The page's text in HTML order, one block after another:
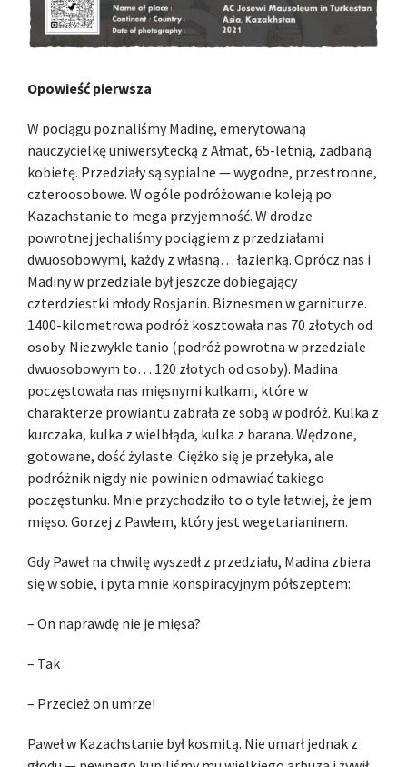
Opowieść pierwsza
W pociągu poznaliśmy Madinę, emerytowaną
nauczycielkę uniwersytecką z Ałmat, 65-letnią, zadbaną
kobietę. Przedziały są sypialne — wygodne, przestronne,
czteroosobowe. W ogóle podróżowanie koleją po
Kazachstanie to mega przyjemność. W drodze
powrotnej jechaliśmy pociągiem z przedziałami
dwuosobowymi, każdy z własną… łazienką. Oprócz nas i
Madiny w przedziale był jeszcze dobiegający
czterdziestki młody Rosjanin. Biznesmen w garniturze.
1400-kilometrowa podróż kosztowała nas 70 złotych od
osoby. Niezwykle tanio (podróż powrotna w przedziale
dwuosobowym to… 120 złotych od osoby). Madina
poczęstowała nas mięsnymi kulkami, które w
charakterze prowiantu zabrała ze sobą w podróż. Kulka z
kurczaka, kulka z wielbłąda, kulka z barana. Wędzone,
gotowane, dość żylaste. Ciężko się je przełyka, ale
podróżnik nigdy nie powinien odmawiać takiego
poczęstunku. Mnie przychodziło to o tyle łatwiej, że jem
mięso. Gorzej z Pawłem, który jest wegetarianinem.
Gdy Paweł na chwilę wyszedł z przedziału, Madina zbiera
się w sobie, i pyta mnie konspiracyjnym półszeptem:
– On naprawdę nie je mięsa?
– Tak
– Przecież on umrze!
Paweł w Kazachstanie był kosmitą. Nie umarł jednak z